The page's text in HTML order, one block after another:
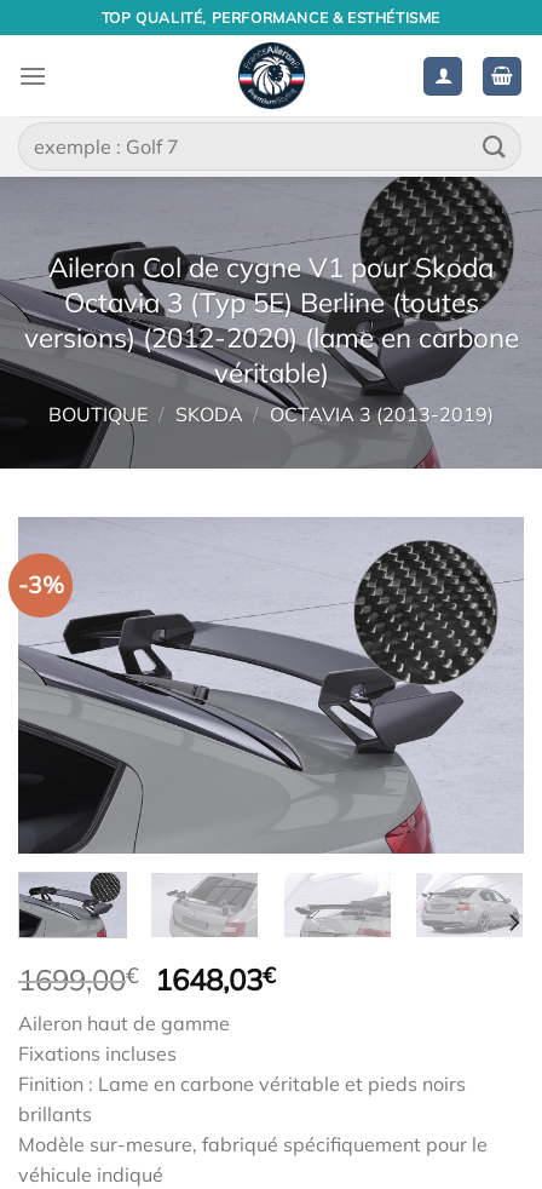
contenu
TOP QUALITÉ, PERFORMANCE & ESTHÉTISME
Recherche
pour :
Aileron Col de cygne V1 pour Skoda
Octavia 3 (Typ 5E) Berline (toutes
versions) (2012-2020) (lame en carbone
véritable)
BOUTIQUE / SKODA / OCTAVIA 3 (2013-2019)
-3%
1699,00€
Le
initial
était :
1699,00€.
1648,03€Le
1648,03€.
Aileron haut de gamme
Fixations incluses
Finition : Lame en carbone véritable et pieds noirs
brillants
Modèle sur-mesure, fabriqué spécifiquement pour le
véhicule indiqué